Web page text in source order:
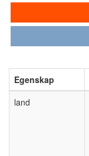
Egenskap
land